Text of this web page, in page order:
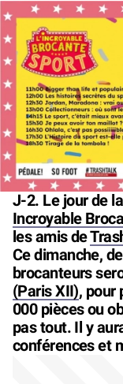
J-2. Le jour de
Incroyable
les amis de
Ce dimanche,
brocanteurs
(Paris XII), pour
000 pièces ou
pas tout. Il y
conférences et